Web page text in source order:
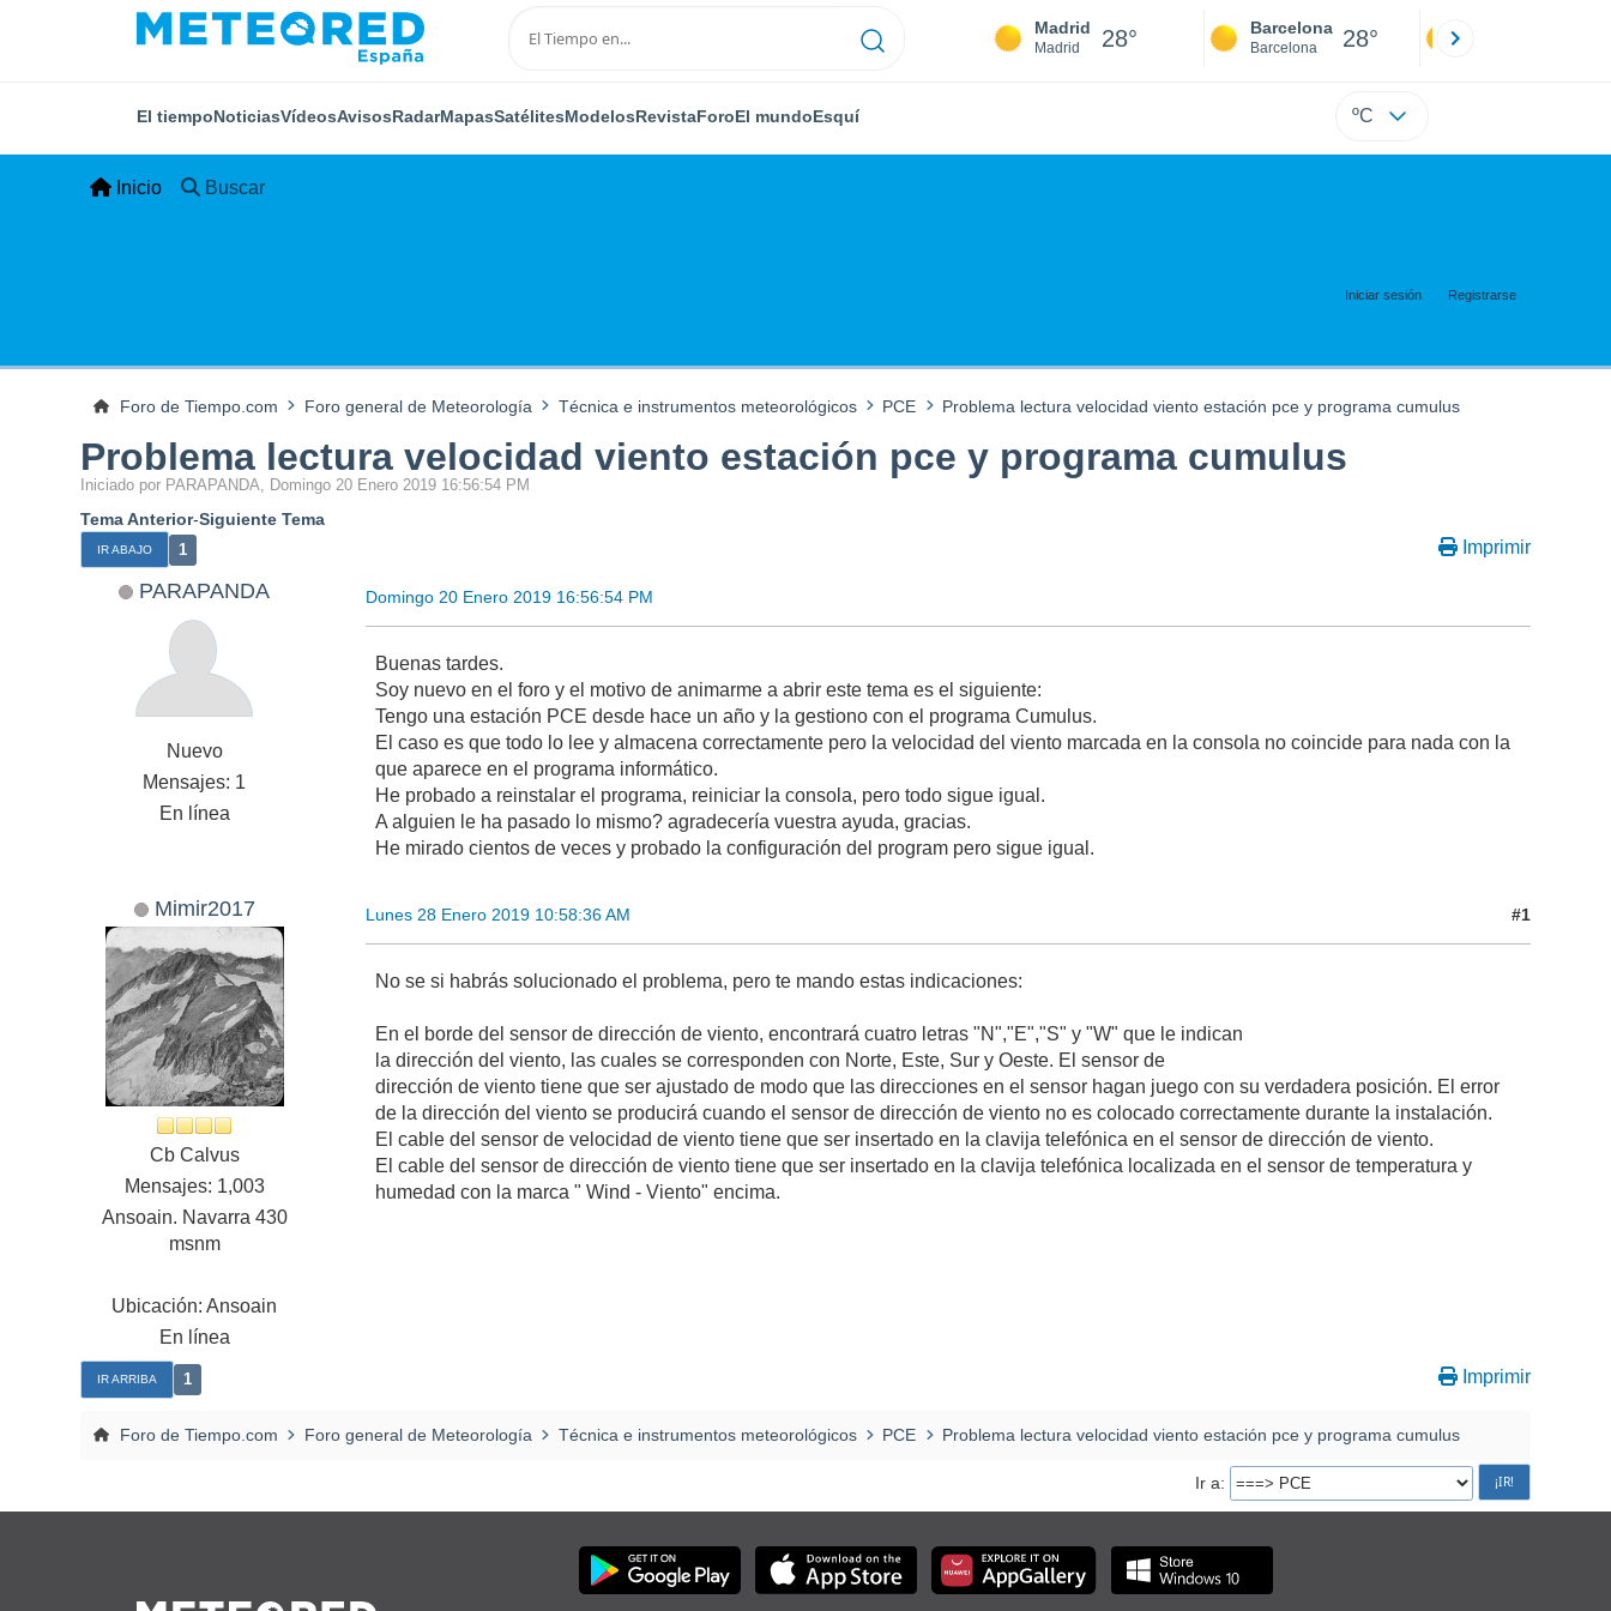
Madrid
Madrid 28° Barcelona
Barcelona 28°
El tiempoNoticiasVídeosAvisosRadarMapasSatélitesModelosRevistaForoEl mundoEsquí ºC
Inicio Buscar
Iniciar sesión Registrarse
Foro de Tiempo.com Foro general de Meteorología Técnica e instrumentos meteorológicos PCE Problema lectura velocidad viento estación pce y programa cumulus
Problema lectura velocidad viento estación pce y programa cumulus
Iniciado por PARAPANDA, Domingo 20 Enero 2019 16:56:54 PM
Tema Anterior-Siguiente Tema
IR ABAJO 1 Imprimir
PARAPANDA
Nuevo
Mensajes: 1
En línea
Domingo 20 Enero 2019 16:56:54 PM
Buenas tardes.
Soy nuevo en el foro y el motivo de animarme a abrir este tema es el siguiente:
Tengo una estación PCE desde hace un año y la gestiono con el programa Cumulus.
El caso es que todo lo lee y almacena correctamente pero la velocidad del viento marcada en la consola no coincide para nada con la
que aparece en el programa informático.
He probado a reinstalar el programa, reiniciar la consola, pero todo sigue igual.
A alguien le ha pasado lo mismo? agradecería vuestra ayuda, gracias.
He mirado cientos de veces y probado la configuración del program pero sigue igual.
Mimir2017
Cb Calvus
Mensajes: 1,003
Ansoain. Navarra 430
msnm
Ubicación: Ansoain
En línea
Lunes 28 Enero 2019 10:58:36 AM #1
No se si habrás solucionado el problema, pero te mando estas indicaciones:
En el borde del sensor de dirección de viento, encontrará cuatro letras "N","E","S" y "W" que le indican
la dirección del viento, las cuales se corresponden con Norte, Este, Sur y Oeste. El sensor de
dirección de viento tiene que ser ajustado de modo que las direcciones en el sensor hagan juego con su verdadera posición. El error
de la dirección del viento se producirá cuando el sensor de dirección de viento no es colocado correctamente durante la instalación.
El cable del sensor de velocidad de viento tiene que ser insertado en la clavija telefónica en el sensor de dirección de viento.
El cable del sensor de dirección de viento tiene que ser insertado en la clavija telefónica localizada en el sensor de temperatura y
humedad con la marca " Wind - Viento" encima.
IR ARRIBA 1 Imprimir
Foro de Tiempo.com Foro general de Meteorología Técnica e instrumentos meteorológicos PCE Problema lectura velocidad viento estación pce y programa cumulus
Ir a